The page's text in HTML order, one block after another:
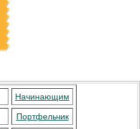
Начинающим
Портфельчик